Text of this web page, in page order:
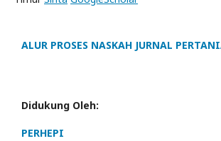
ALUR PROSES NASKAH JURNAL
Didukung Oleh:
PERHEPI